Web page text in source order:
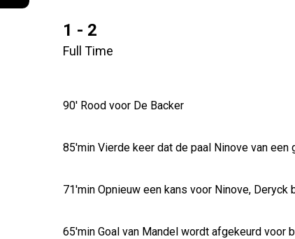
1 - 2
Full Time
90' Rood voor De Backer
85'min Vierde keer dat de paal Ninove van een
71'min Opnieuw een kans voor Ninove, Deryck
65'min Goal van Mandel wordt afgekeurd voor